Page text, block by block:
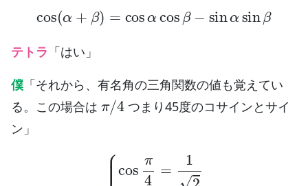
cos ( +β cos αcosβ− sinαsinβ
テトラ 「はい」
僕 「それから、有名角の三角関数の値も覚えてい
る。この場合は
π /4
つまり45度のコサインとサイ
ン」
cos 12 π4